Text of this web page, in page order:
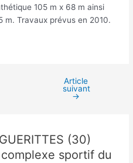
105 m x 68 m ainsi
m. Travaux prévus en 2010.
Article
suivant
→
(30)
sportif du